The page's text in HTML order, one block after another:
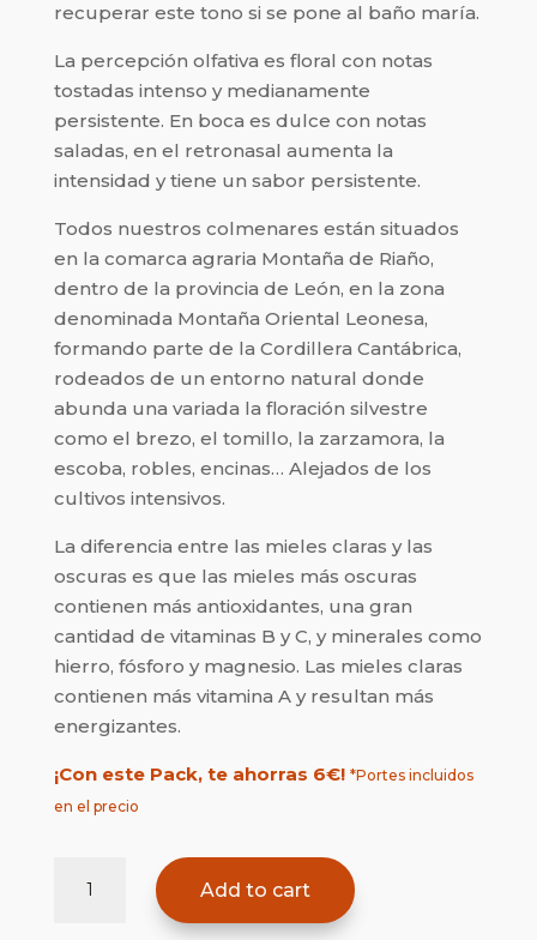
recuperar este tono si se pone al baño maría.
La percepción olfativa es floral con notas
tostadas intenso y medianamente
persistente. En boca es dulce con notas
saladas, en el retronasal aumenta la
intensidad y tiene un sabor persistente.
Todos nuestros colmenares están situados
en la comarca agraria Montaña de Riaño,
dentro de la provincia de León, en la zona
denominada Montaña Oriental Leonesa,
formando parte de la Cordillera Cantábrica,
rodeados de un entorno natural donde
abunda una variada la floración silvestre
como el brezo, el tomillo, la zarzamora, la
escoba, robles, encinas… Alejados de los
cultivos intensivos.
La diferencia entre las mieles claras y las
oscuras es que las mieles más oscuras
contienen más antioxidantes, una gran
cantidad de vitaminas B y C, y minerales como
hierro, fósforo y magnesio. Las mieles claras
contienen más vitamina A y resultan más
energizantes.
¡Con este Pack, te ahorras 6€! *Portes incluidos
en el precio
Add to cart